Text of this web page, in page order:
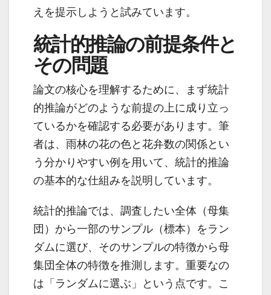
えを提示しようと試みています。
統計的推論の前提条件と
その問題
論文の核心を理解するために、まず統計
的推論がどのような前提の上に成り立っ
ているかを確認する必要があります。筆
者は、雨林の花の色と花弁数の関係とい
う分かりやすい例を用いて、統計的推論
の基本的な仕組みを説明しています。
統計的推論では、調査したい全体（母集
団）から一部のサンプル（標本）をラン
ダムに選び、そのサンプルの特徴から母
集団全体の特徴を推測します。重要なの
は「ランダムに選ぶ」という点です。こ